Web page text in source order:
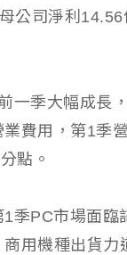
公司淨利
一季大幅成長
費用，第1季
點。
季PC市場面
用機種出貨